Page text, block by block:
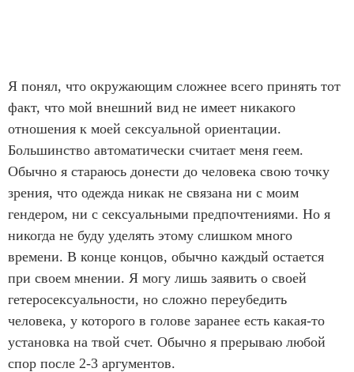
Я понял, что окружающим сложнее всего принять тот
факт, что мой внешний вид не имеет никакого
отношения к моей сексуальной ориентации.
Большинство автоматически считает меня геем.
Обычно я стараюсь донести до человека свою точку
зрения, что одежда никак не связана ни с моим
гендером, ни с сексуальными предпочтениями. Но я
никогда не буду уделять этому слишком много
времени. В конце концов, обычно каждый остается
при своем мнении. Я могу лишь заявить о своей
гетеросексуальности, но сложно переубедить
человека, у которого в голове заранее есть какая-то
установка на твой счет. Обычно я прерываю любой
спор после 2-3 аргументов.